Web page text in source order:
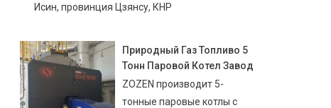
Исин, провинция Цзянсу, КНР
Природный Газ Топливо 5
Тонн Паровой Котел Завод
ZOZEN производит 5-
тонные паровые котлы с